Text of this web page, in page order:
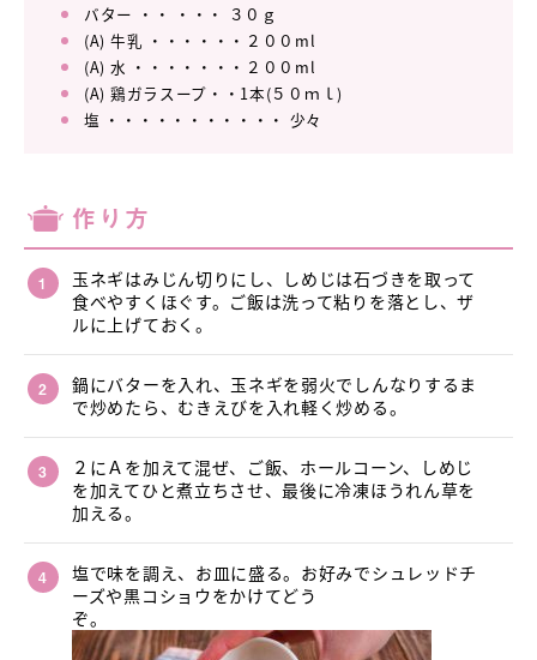
バター ・・ ・・・ ３０ｇ
(A) 牛乳 ・・・・・・２００ml
(A) 水 ・・・・・・・２００ml
(A) 鶏ガラスープ・・1本(５０ｍｌ)
塩 ・・・・・・・・・・・ 少々
作り方
玉ネギはみじん切りにし、しめじは石づきを取って
食べやすくほぐす。ご飯は洗って粘りを落とし、ザ
ルに上げておく。
鍋にバターを入れ、玉ネギを弱火でしんなりするま
で炒めたら、むきえびを入れ軽く炒める。
２にＡを加えて混ぜ、ご飯、ホールコーン、しめじ
を加えてひと煮立ちさせ、最後に冷凍ほうれん草を
加える。
塩で味を調え、お皿に盛る。お好みでシュレッドチ
ーズや黒コショウをかけてどう
ぞ